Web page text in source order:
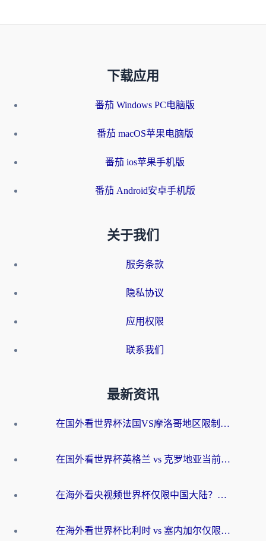
下载应用
番茄 Windows PC电脑版
番茄 macOS苹果电脑版
番茄 ios苹果手机版
番茄 Android安卓手机版
关于我们
服务条款
隐私协议
应用权限
联系我们
最新资讯
在国外看世界杯法国VS摩洛哥地区限制？这篇指南让你流畅看中文解说无压力
在国外看世界杯英格兰 vs 克罗地亚当前地区不可播放？这篇指南帮你搞定所有海外观赛难题
在海外看央视频世界杯仅限中国大陆？这篇指南帮你解锁中文解说+无卡顿直播
在海外看世界杯比利时 vs 塞内加尔仅限中国大陆？我找到了最流畅的中文解说之路